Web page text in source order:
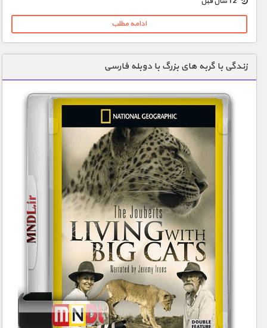
ادامه مطلب
زندگی با گربه های بزرگ با دوبله فارسی